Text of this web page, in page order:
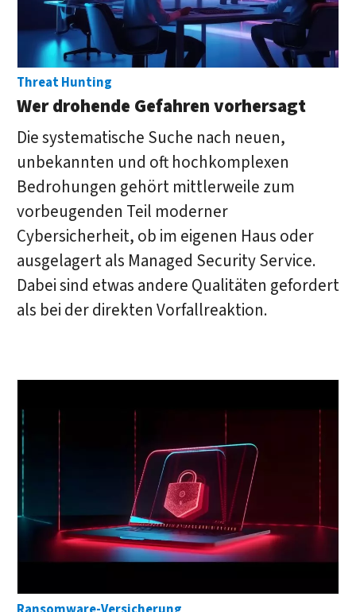
Threat Hunting
Wer drohende Gefahren vorhersagt
Die systematische Suche nach neuen,
unbekannten und oft hochkomplexen
Bedrohungen gehört mittlerweile zum
vorbeugenden Teil moderner
Cybersicherheit, ob im eigenen Haus oder
ausgelagert als Managed Security Service.
Dabei sind etwas andere Qualitäten gefordert
als bei der direkten Vorfallreaktion.